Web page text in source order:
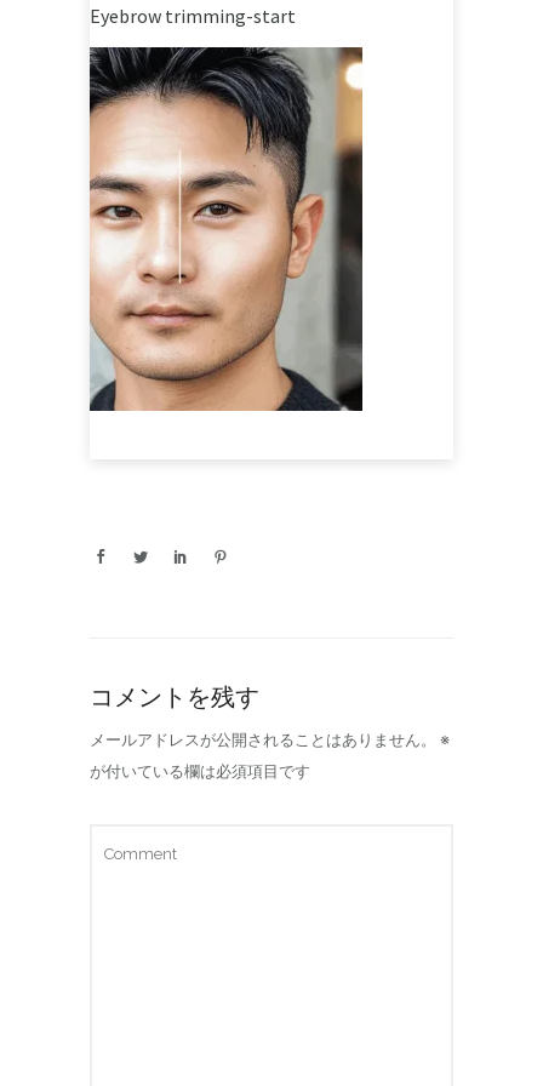
Eyebrow trimming-start
コメントを残す
メールアドレスが公開されることはありません。
※
が付いている欄は必須項目です